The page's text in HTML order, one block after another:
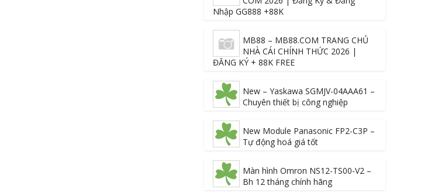
Nhập GG888 +88K
MB88 – MB88.COM TRANG CHỦ
NHÀ CÁI CHÍNH THỨC 2026 |
ĐĂNG KÝ + 88K FREE
New – Yaskawa SGMJV-04AAA61 –
Chuyên thiết bị công nghiệp
New Module Panasonic FP2-C3P –
Tự động hoá giá tốt
Màn hình Omron NS12-TS00-V2 –
Bh 12 tháng chính hãng